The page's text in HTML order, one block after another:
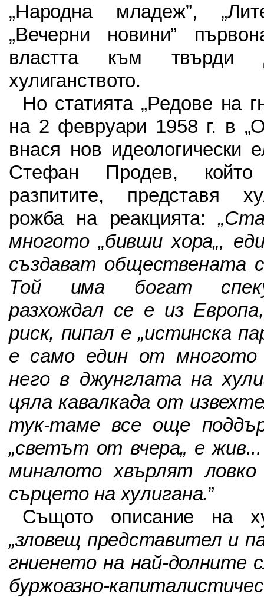
„Народна младеж”,
„Вечерни новини”
властта към твърди
хулиганството.
Но статията „Редове на
на 2 февруари 1958 г. в
внася нов идеологически
Стефан Продев,
разпитите, представя
рожба на реакцията:
многото „бивши хора„,
създават обществената
Той има богат
разхождал се е из
риск, пипал е „истинска
е само един от многото
него в джунглата на
цяла кавалкада от
тук-таме все още
„светът от вчера„ е
миналото хвърлят
сърцето на хулигана.”
Същото описание на
„зловещ представител и
гниенето на най-долните
буржоазно-